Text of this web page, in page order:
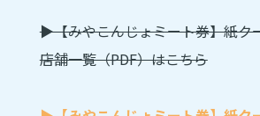
▶︎【みやこんじょミート券】紙ク
店舗一覧（PDF）はこちら